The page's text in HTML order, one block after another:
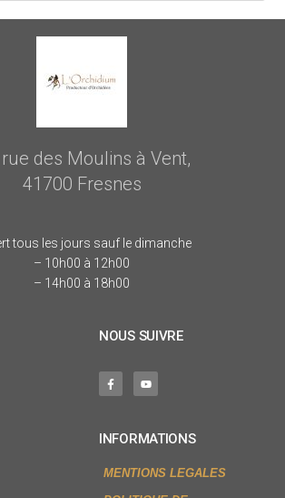
des Moulins à Vent,
41700 Fresnes
tous les jours sauf le dimanche
– 10h00 à 12h00
– 14h00 à 18h00
NOUS SUIVRE
INFORMATIONS
MENTIONS LEGALES